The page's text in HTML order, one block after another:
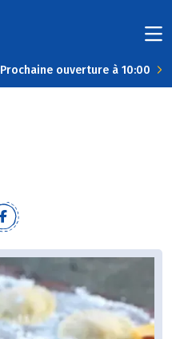
Prochaine ouverture à 10:00